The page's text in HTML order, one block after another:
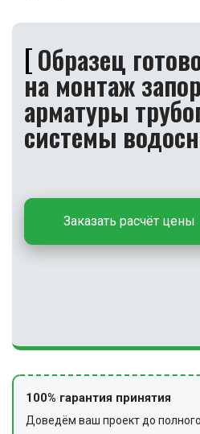
Образец
на монтаж
арматуры
системы
Заказать расчёт цены
100% гарантия принятия
Доведём ваш проект до